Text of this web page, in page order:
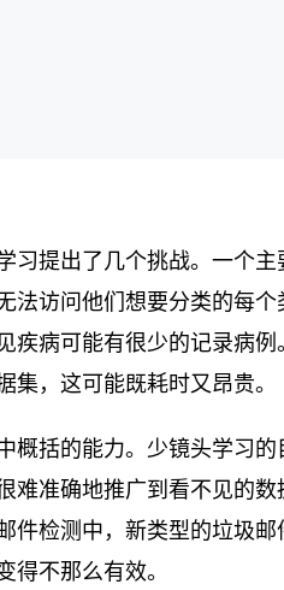
习提出了几个挑战。一个
法访问他们想要分类的每
疾病可能有很少的记录病
，这可能既耗时又昂贵。
概括的能力。少镜头学习
难准确地推广到看不见的
件检测中，新类型的垃圾
得不那么有效。